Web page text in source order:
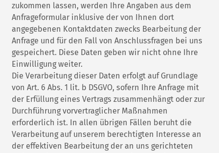
zukommen lassen, werden Ihre Angaben aus dem
Anfrageformular inklusive der von Ihnen dort
angegebenen Kontaktdaten zwecks Bearbeitung der
Anfrage und für den Fall von Anschlussfragen bei uns
gespeichert. Diese Daten geben wir nicht ohne Ihre
Einwilligung weiter.
Die Verarbeitung dieser Daten erfolgt auf Grundlage
von Art. 6 Abs. 1 lit. b DSGVO, sofern Ihre Anfrage mit
der Erfüllung eines Vertrags zusammenhängt oder zur
Durchführung vorvertraglicher Maßnahmen
erforderlich ist. In allen übrigen Fällen beruht die
Verarbeitung auf unserem berechtigten Interesse an
der effektiven Bearbeitung der an uns gerichteten